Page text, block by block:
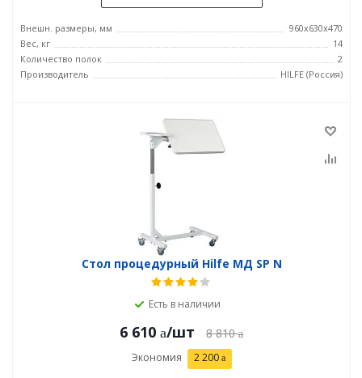
Внешн. размеры, мм
960x630x470
Вес, кг
14
Количество полок
2
Производитель
HILFE (Россия)
Стол процедурный Hilfe МД SP N
Есть в наличии
6 610 /шт 8 810
Экономия 2 200